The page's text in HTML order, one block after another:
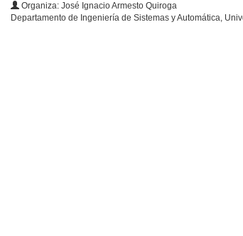
Organiza: José Ignacio Armesto Quiroga
Departamento de Ingeniería de Sistemas y Automática,